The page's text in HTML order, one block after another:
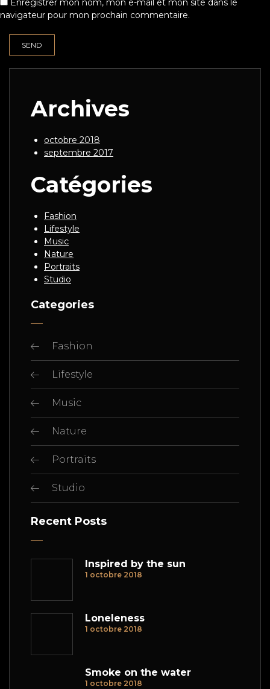
Enregistrer mon nom, mon e-mail et mon site dans le
navigateur pour mon prochain commentaire.
Archives
octobre 2018
septembre 2017
Catégories
Fashion
Lifestyle
Music
Nature
Portraits
Studio
Categories
Fashion
Lifestyle
Music
Nature
Portraits
Studio
Recent Posts
Inspired by the sun
1 octobre 2018
Loneleness
1 octobre 2018
Smoke on the water
1 octobre 2018